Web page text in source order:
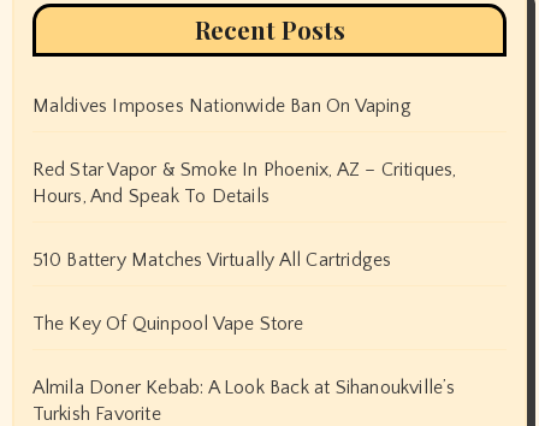
Recent Posts
Maldives Imposes Nationwide Ban On Vaping
Red Star Vapor & Smoke In Phoenix, AZ – Critiques,
Hours, And Speak To Details
510 Battery Matches Virtually All Cartridges
The Key Of Quinpool Vape Store
Almila Doner Kebab: A Look Back at Sihanoukville’s
Turkish Favorite